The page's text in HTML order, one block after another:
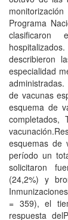
Programa
clasificaron
describieron
especialidad
de vacunas
esquema de
completados,
esquemas de
período un
solicitaron
(24,2%) y
= 359), el
respuesta